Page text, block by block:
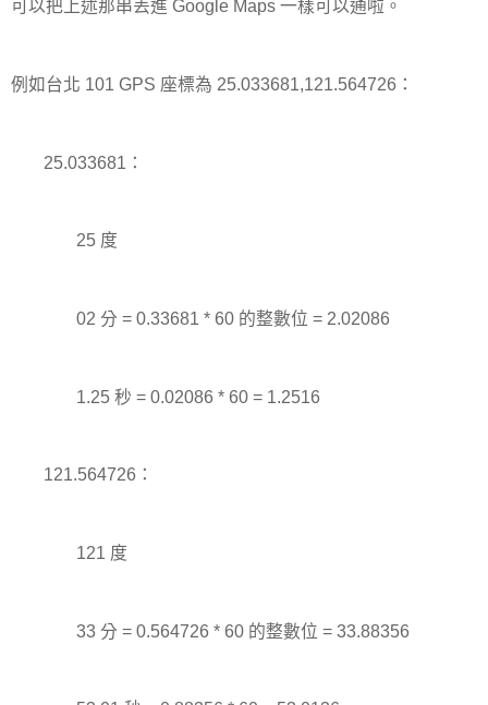
可以把上述那串丟進 Google Maps 一樣可以通啦。
例如台北 101 GPS 座標為 25.033681,121.564726：
25.033681：
25 度
02 分 = 0.33681 * 60 的整數位 = 2.02086
1.25 秒 = 0.02086 * 60 = 1.2516
121.564726：
121 度
33 分 = 0.564726 * 60 的整數位 = 33.88356